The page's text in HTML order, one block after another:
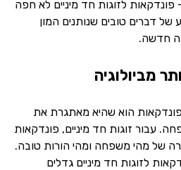
לזוגות חד מיניים לא חפה
דברים טובים שנותנים המון
חדשה.
מביולוגיה
הוא שהיא מאתגרת את
עבור זוגות חד מיניים, פונדקאות
של מהי משפחה ומהי הורות טובה.
לזוגות חד מיניים גדלים